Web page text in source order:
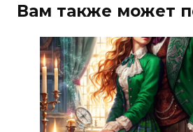
Вам также может